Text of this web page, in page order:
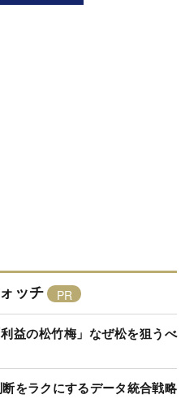
ッチ
益の松竹梅」なぜ松を狙うべ
をラクにするデータ統合戦略